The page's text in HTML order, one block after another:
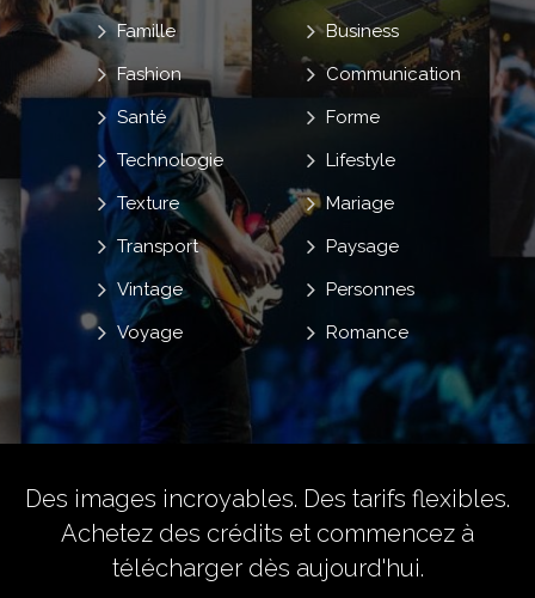
Business
Communication
Famille
Fashion
Forme
Lifestyle
Mariage
Paysage
Personnes
Romance
Santé
Technologie
Texture
Transport
Vintage
Voyage
Des images incroyables. Des tarifs flexibles.
Achetez des crédits et commencez à
télécharger dès aujourd'hui.